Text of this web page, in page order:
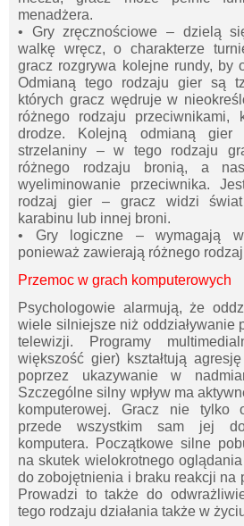
menadżera.
• Gry zręcznościowe – dzielą
walkę wręcz, o charakterze
gracz rozgrywa kolejne rundy, by
Odmianą tego rodzaju gier są
których gracz wędruje w
różnego rodzaju przeciwnikami,
drodze. Kolejną odmianą gier
strzelaniny – w tego rodzaju
różnego rodzaju bronią, a
wyeliminowanie przeciwnika.
rodzaj gier – gracz widzi
karabinu lub innej broni.
• Gry logiczne – wymagają
ponieważ zawierają różnego
Przemoc w grach komputerowych
Psychologowie alarmują, że
wiele silniejsze niż oddziaływanie
telewizji. Programy
większość gier) kształtują
poprzez ukazywanie w
Szczególne silny wpływ ma
komputerowej. Gracz nie tylko
przede wszystkim sam jej
komputera. Początkowe silne
na skutek wielokrotnego
do zobojętnienia i braku reakcji na
Prowadzi to także do
tego rodzaju działania także w